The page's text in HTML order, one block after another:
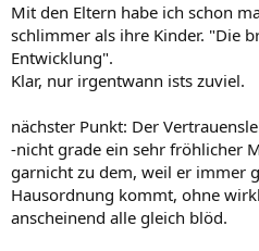
Mit den Eltern habe ich schon
schlimmer als ihre Kinder. "Die
Entwicklung".
Klar, nur irgentwann ists zuviel.
nächster Punkt: Der
-nicht grade ein sehr fröhlicher
garnicht zu dem, weil er immer
Hausordnung kommt, ohne
anscheinend alle gleich blöd.